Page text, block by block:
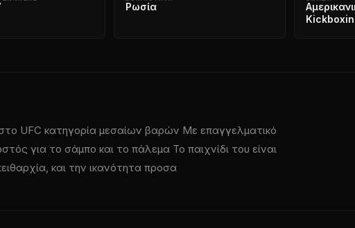
Ρωσία
UFC κατηγορία μεσαίων βαρών Με επαγγελματικό
για το σάμπο και το πάλεμα Το παιχνίδι του είναι
και την ικανότητα προσα